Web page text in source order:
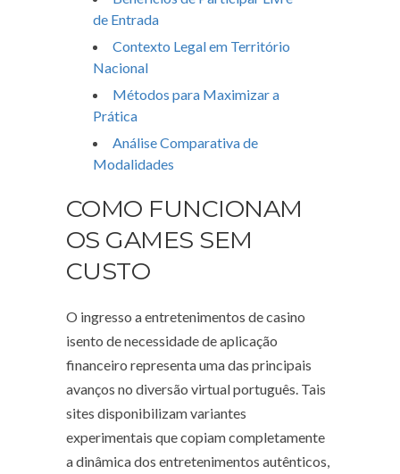
de Entrada
Contexto Legal em Território
Nacional
Métodos para Maximizar a
Prática
Análise Comparativa de
Modalidades
COMO FUNCIONAM
OS GAMES SEM
CUSTO
O ingresso a entretenimentos de casino
isento de necessidade de aplicação
financeiro representa uma das principais
avanços no diversão virtual português. Tais
sites disponibilizam variantes
experimentais que copiam completamente
a dinâmica dos entretenimentos autênticos,